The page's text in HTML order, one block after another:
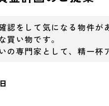
認をして気になる物件が
買い物です。
の専門家として、精一杯